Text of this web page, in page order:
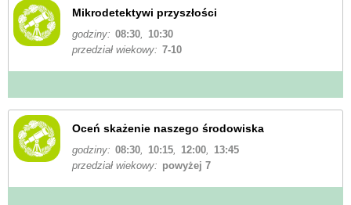
Mikrodetektywi przyszłości
godziny: 08:30,
10:30
przedział wiekowy: 7-10
Oceń skażenie naszego środowiska
godziny: 08:30, 10:15, 12:00,
13:45
przedział wiekowy: powyżej 7